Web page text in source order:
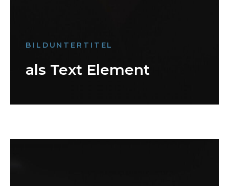
BILDUNTERTITEL
als Text Element